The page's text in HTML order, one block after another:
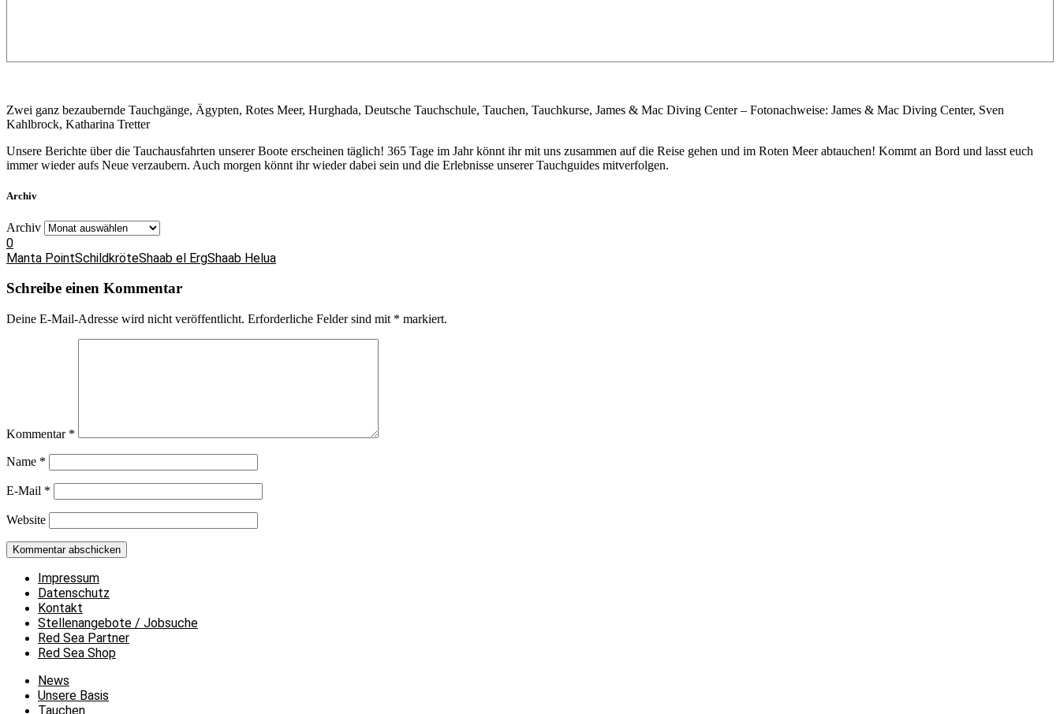
Zwei ganz bezaubernde Tauchgänge, Ägypten, Rotes Meer, Hurghada, Deutsche Tauchschule, Tauchen, Tauchkurse, James & Mac Diving Center – Fotonachweise: James & Mac Diving Center, Sven
Kahlbrock, Katharina Tretter
Unsere Berichte über die Tauchausfahrten unserer Boote erscheinen täglich! 365 Tage im Jahr könnt ihr mit uns zusammen auf die Reise gehen und im Roten Meer abtauchen! Kommt an Bord und lasst euch
immer wieder aufs Neue verzaubern. Auch morgen könnt ihr wieder dabei sein und die Erlebnisse unserer Tauchguides mitverfolgen.
Archiv
Archiv
0
Manta PointSchildkröteShaab el ErgShaab Helua
Schreibe einen Kommentar
Deine E-Mail-Adresse wird nicht veröffentlicht. Erforderliche Felder sind mit * markiert.
Kommentar *
Name *
E-Mail *
Website
Impressum
Datenschutz
Kontakt
Stellenangebote / Jobsuche
Red Sea Partner
Red Sea Shop
News
Unsere Basis
Tauchen